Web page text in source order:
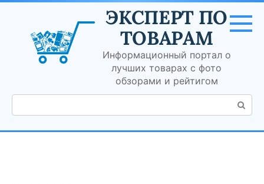
Перейти
контенту
ЭКСПЕРТ ПО
ТОВАРАМ
Информационный портал о
лучших товарах с фото
обзорами и рейтигом
Поиск: